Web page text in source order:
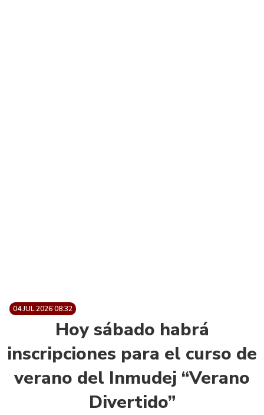
04.JUL.2026 08:32
Hoy sábado habrá
inscripciones para el curso de
verano del Inmudej “Verano
Divertido”